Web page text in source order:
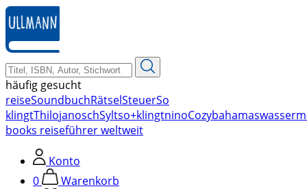
zum
Hauptinhalt
springen
häufig gesucht
reiseSoundbuchRätselSteuerSo
klingtThilojanoschSyltso+klingtninoCozybahamas
books reiseführer weltweit
Konto
0
Warenkorb